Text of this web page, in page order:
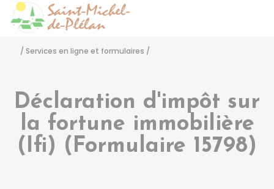
/ Services en ligne et formulaires /
Déclaration d'impôt sur
la fortune immobilière
(Ifi) (Formulaire 15798)